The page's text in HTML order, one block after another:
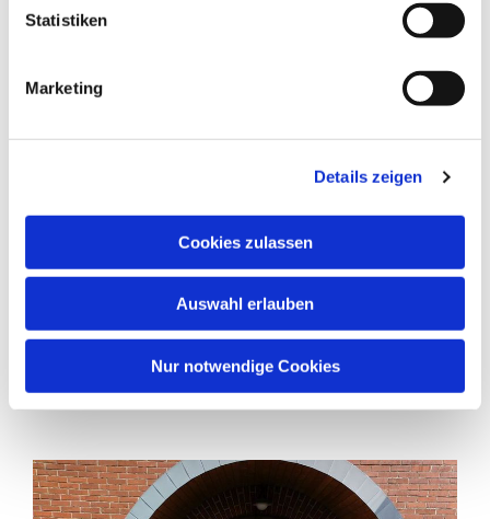
Statistiken
Marketing
Details zeigen
Cookies zulassen
Auswahl erlauben
Nur notwendige Cookies